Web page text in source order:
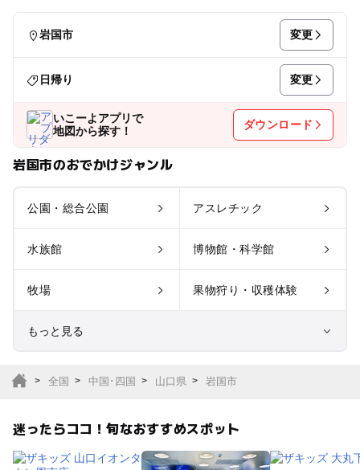
岩国市 変更
日帰り 変更
いこーよアプリで
地図から探す！
ダウンロード
岩国市のおでかけジャンル
公園・総合公園 アスレチック
水族館 博物館・科学館
牧場 果物狩り・収穫体験
もっと見る
サファリパーク
植物園・フラワーパー
ク
全国 中国･四国 山口県 岩国市
迷ったらココ！旬なおすすめスポット